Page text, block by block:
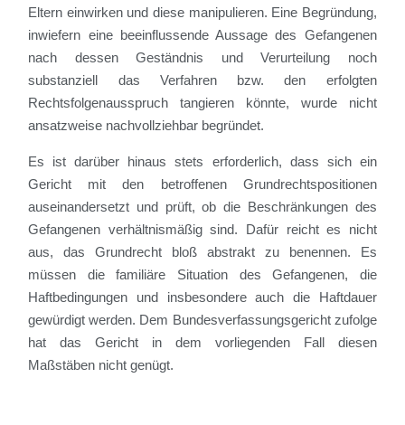
Eltern einwirken und diese manipulieren. Eine Begründung,
inwiefern eine beeinflussende Aussage des Gefangenen
nach dessen Geständnis und Verurteilung noch
substanziell das Verfahren bzw. den erfolgten
Rechtsfolgenausspruch tangieren könnte, wurde nicht
ansatzweise nachvollziehbar begründet.
Es ist darüber hinaus stets erforderlich, dass sich ein
Gericht mit den betroffenen Grundrechtspositionen
auseinandersetzt und prüft, ob die Beschränkungen des
Gefangenen verhältnismäßig sind. Dafür reicht es nicht
aus, das Grundrecht bloß abstrakt zu benennen. Es
müssen die familiäre Situation des Gefangenen, die
Haftbedingungen und insbesondere auch die Haftdauer
gewürdigt werden. Dem Bundesverfassungsgericht zufolge
hat das Gericht in dem vorliegenden Fall diesen
Maßstäben nicht genügt.